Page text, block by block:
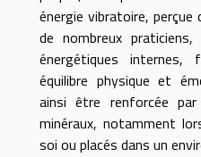
énergie vibratoire,
de nombreux
énergétiques internes,
équilibre physique et
ainsi être renforcée
minéraux, notamment
soi ou placés dans un